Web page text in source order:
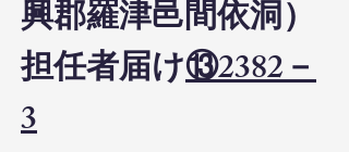
興郡羅津邑間依洞）
担任者届け⑬2382－
3